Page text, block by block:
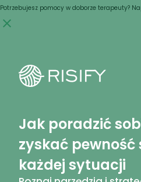
Potrzebujesz pomocy w doborze terapeuty?
Skip
to
Jak poradzić
zyskać pewność
każdej sytuacji